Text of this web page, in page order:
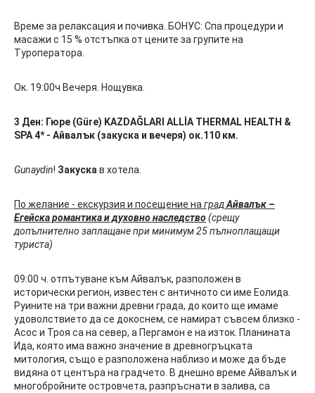
Време за релаксация и почивка. БОНУС: Спа процедури и
масажи с 15 % отстъпка от цените за групите на
Туроператора.
Ок. 19:00ч Вечеря. Нощувка.
3 Ден: Гюре (Güre) KAZDAĞLARI ALLİA THERMAL HEALTH &
SPA 4* - Айвалък (закуска и вечеря) ок.110 км.
Gunaydin! Закуска в хотела.
По желание - екскурзия и посещение на градАйвалък –
Егейска романтика и духовно наследство(срещу
допълнително заплащане при минимум 25 пълноплащащи
туриста)
09:00 ч. отпътуване към Айвалък, разположен в
исторически регион, известен с античното си име Еолида.
Руините на три важни древни града, до които ще имаме
удоволствието да се докоснем, се намират съвсем близко -
Асос и Троя са на север, а Пергамон е на изток. Планината
Ида, която има важно значение в древногръцката
митология, също е разположена наблизо и може да бъде
видяна от центъра на градчето. В днешно време Айвалък и
многобройните островчета, разпръснати в залива, са